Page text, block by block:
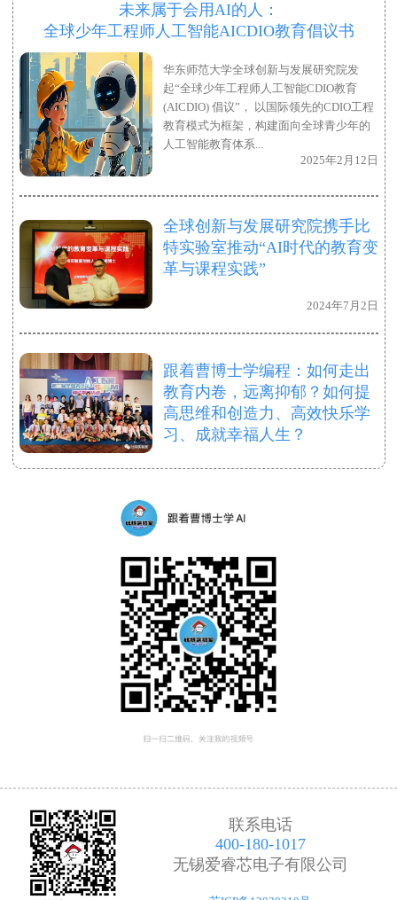
未来属于会用AI的人：
全球少年工程师人工智能AICDIO教育倡议书
华东师范大学全球创新与发展研究院发
起“全球少年工程师人工智能CDIO教育
(AICDIO) 倡议”， 以国际领先的CDIO工程
教育模式为框架，构建面向全球青少年的
人工智能教育体系...
2025年2月12日
全球创新与发展研究院携手比
特实验室推动“AI时代的教育变
革与课程实践”
2024年7月2日
跟着曹博士学编程：如何走出
教育内卷，远离抑郁？如何提
高思维和创造力、高效快乐学
习、成就幸福人生？
联系电话
400-180-1017
无锡爱睿芯电子有限公司